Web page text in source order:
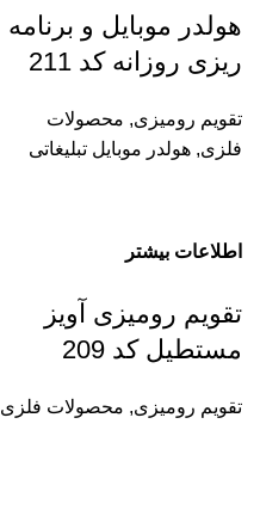
هولدر موبایل و برنامه
ریزی روزانه کد 211
تقویم رومیزی, محصولات
فلزی, هولدر موبایل تبلیغاتی
اطلاعات بیشتر
تقویم رومیزی آویز
مستطیل کد 209
تقویم رومیزی, محصولات فلزی